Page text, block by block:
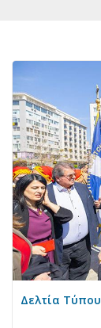
Δελτία Τύπου